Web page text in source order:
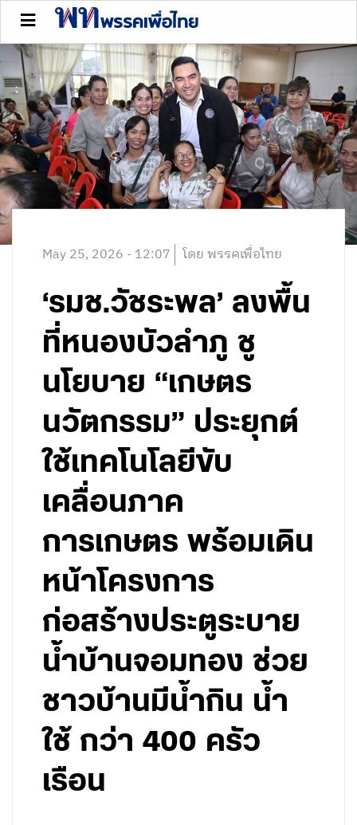
May 25, 2026 - 12:07 โดย พรรคเพื่อไทย
‘รมช.วัชระพล’ ลงพื้น
ที่หนองบัวลำภู ชู
นโยบาย “เกษตร
นวัตกรรม” ประยุกต์
ใช้เทคโนโลยีขับ
เคลื่อนภาค
การเกษตร พร้อมเดิน
หน้าโครงการ
ก่อสร้างประตูระบาย
น้ำบ้านจอมทอง ช่วย
ชาวบ้านมีน้ำกิน น้ำ
ใช้ กว่า 400 ครัว
เรือน